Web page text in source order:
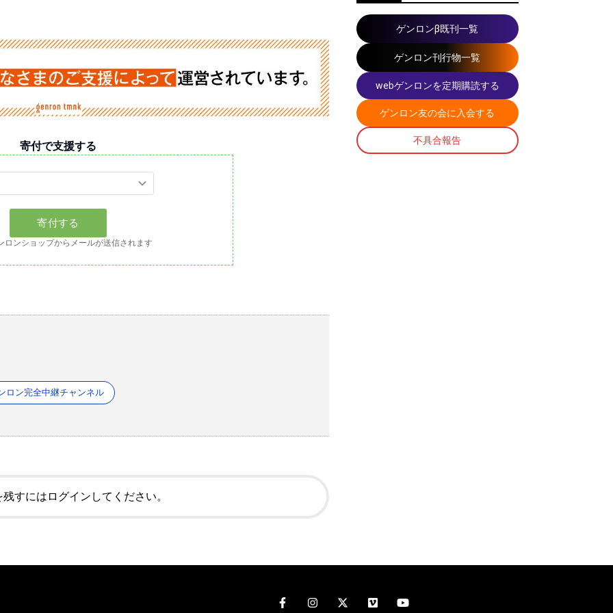
寄付で支援する
ロンショップからメールが送信されます
ロン完全中継チャンネル
すにはログインしてください。
ゲンロンβ既刊一覧
ゲンロン刊行物一覧
webゲンロンを定期購読する
ゲンロン友の会に入会する
不具合報告